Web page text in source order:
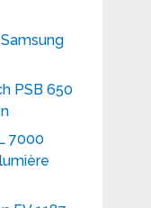
PSB 650
7000